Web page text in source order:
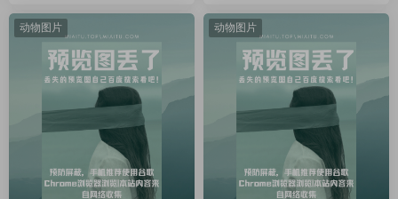
动物图片 动物图片